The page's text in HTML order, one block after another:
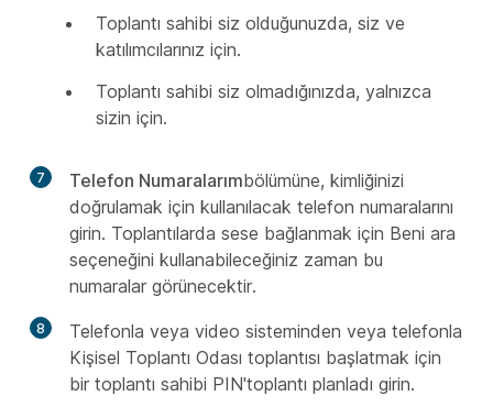
Toplantı sahibi siz olduğunuzda, siz ve
katılımcılarınız için.
Toplantı sahibi siz olmadığınızda, yalnızca
sizin için.
7 Telefon Numaralarımbölümüne, kimliğinizi
doğrulamak için kullanılacak telefon numaralarını
girin. Toplantılarda sese bağlanmak için Beni ara
seçeneğini kullanabileceğiniz zaman bu
numaralar görünecektir.
8
Telefonla veya video sisteminden veya telefonla
Kişisel Toplantı Odası toplantısı başlatmak için
bir toplantı sahibi PIN'toplantı planladı girin.